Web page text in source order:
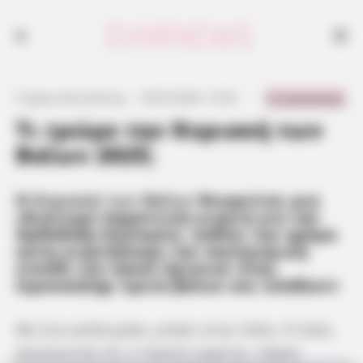
Τι τρώμε την Κυριακή των
Βαΐων 2025;
ΗΚυριακή των Βαΐων θεωρείται μια
ιδιαίτερα σημαντική γιορτή για την
Ορθόδοξη Εκκλησία, καθώς την ημέρα
αυτή γιορτάζουμε την πανηγυρική
Ιερουσαλήμ «μετά βαΐων και κλάδων»
ακούγοντας ότι ο Ιησούς έρχεται, πήραν